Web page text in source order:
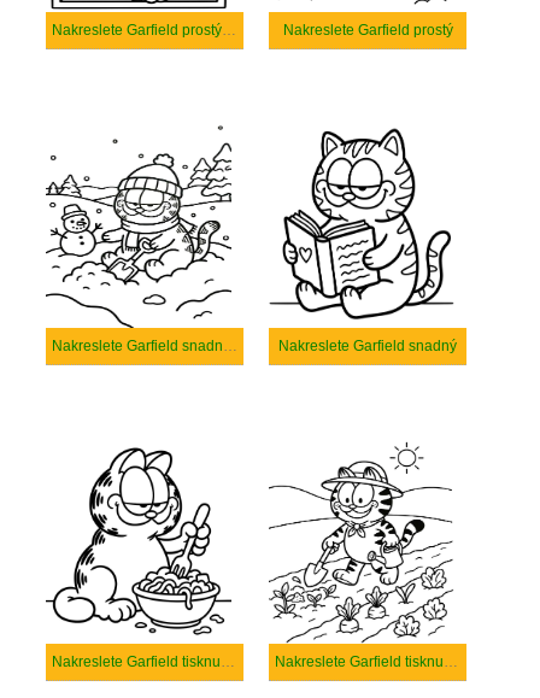
Nakreslete Garfield prostý tisknutelné Nakreslete Garfield prostý
Nakreslete Garfield snadný tisknutelné Nakreslete Garfield snadný
Nakreslete Garfield tisknutelné pro děti Nakreslete Garfield tisknutelné